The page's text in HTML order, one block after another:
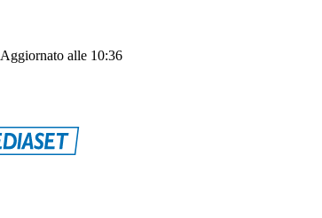
Aggiornato alle 10:36